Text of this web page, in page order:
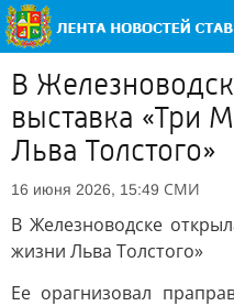
В
выставка «Три
Льва Толстого»
16 июня 2026, 15:49 СМИ
В Железноводске
жизни Льва Толстого»
Ее орагнизовал